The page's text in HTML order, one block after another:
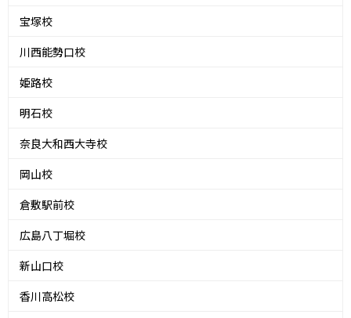
宝塚校
川西能勢口校
姫路校
明石校
奈良大和西大寺校
岡山校
倉敷駅前校
広島八丁堀校
新山口校
香川高松校